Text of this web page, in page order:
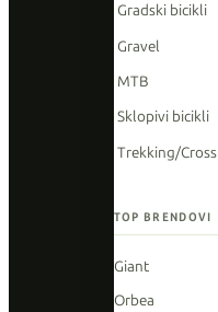
Gradski bicikli
Gravel
MTB
Sklopivi bicikli
Trekking/Cross
TOP BRENDOVI
Giant
Orbea